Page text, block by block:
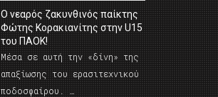
O νεαρός ζακυνθινός παίκτης
Φώτης Κορακιανίτης στην U15
του ΠΑΟΚ!
Μέσα σε αυτή την «δίνη» της
απαξίωσης του ερασιτεχνικού
ποδοσφαίρου. …